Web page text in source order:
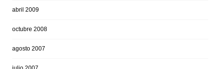
abril 2009
octubre 2008
agosto 2007